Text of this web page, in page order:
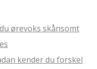
ørevoks skånsomt
kender du forskel